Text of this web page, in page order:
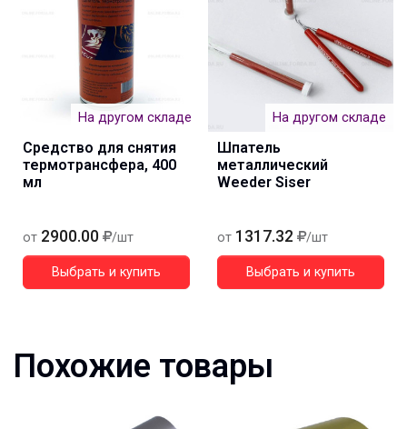
На другом складе
Средство для снятия
термотрансфера, 400
мл
от 2900.00 /шт
Выбрать и купить
На другом складе
Шпатель
металлический
Weeder Siser
от 1317.32 /шт
Выбрать и купить
Похожие товары